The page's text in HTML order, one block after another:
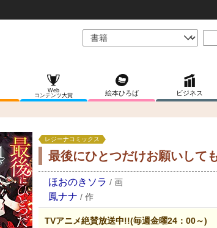
Web
コンテンツ大賞
絵本ひろば ビジネス
レジーナコミックス
最後にひとつだけお願いして
ほおのきソラ / 画
鳳ナナ / 作
TVアニメ絶賛放送中!!(毎週金曜24：00～)